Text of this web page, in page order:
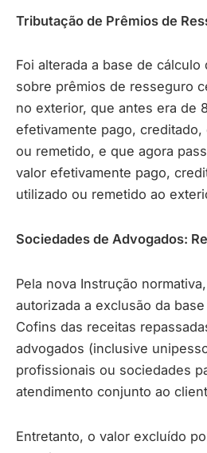
Tributação de Prêmios de
Foi alterada a base de
sobre prêmios de resseguro
no exterior, que antes era de
efetivamente pago,
ou remetido, e que agora
valor efetivamente pago,
utilizado ou remetido ao
Sociedades de Advogados:
Pela nova Instrução
autorizada a exclusão da
Cofins das receitas
advogados (inclusive
profissionais ou sociedades
atendimento conjunto ao
Entretanto, o valor excluído